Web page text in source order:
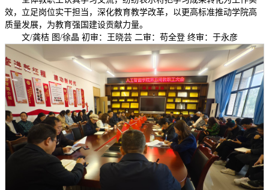
效，立足岗位实干担当，深化教育教学改革，以更高标准推动学院高
质量发展，为教育强国建设贡献力量。
文/龚桔 图/徐晶 初审：王晓芸 二审：苟全登 终审：于永彦